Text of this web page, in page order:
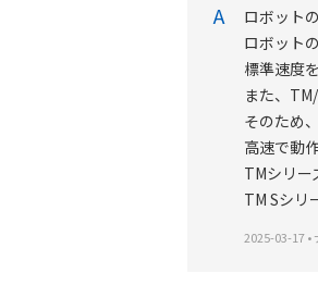
A
ロボット
ロボット
標準速度
また、
そのため
高速で動
TMシリ
TM Sシリ
2025-03-17•